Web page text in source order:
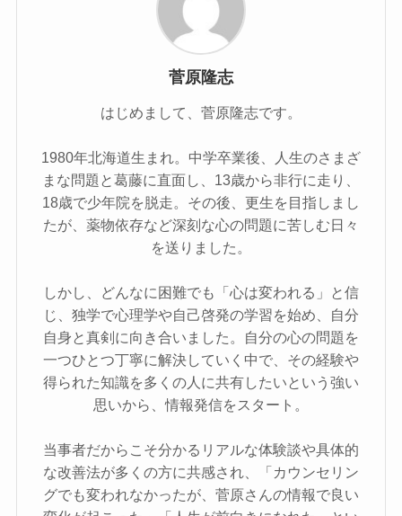
菅原隆志
はじめまして、菅原隆志です。
1980年北海道生まれ。中学卒業後、人生のさまざ
まな問題と葛藤に直面し、13歳から非行に走り、
18歳で少年院を脱走。その後、更生を目指しまし
たが、薬物依存など深刻な心の問題に苦しむ日々
を送りました。
しかし、どんなに困難でも「心は変われる」と信
じ、独学で心理学や自己啓発の学習を始め、自分
自身と真剣に向き合いました。自分の心の問題を
一つひとつ丁寧に解決していく中で、その経験や
得られた知識を多くの人に共有したいという強い
思いから、情報発信をスタート。
当事者だからこそ分かるリアルな体験談や具体的
な改善法が多くの方に共感され、「カウンセリン
グでも変われなかったが、菅原さんの情報で良い